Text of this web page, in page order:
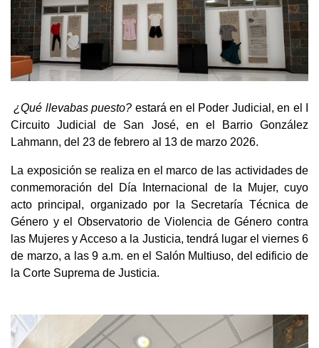
¿Qué llevabas puesto? estará en el Poder Judicial, en el I
Circuito Judicial de San José, en el Barrio González
Lahmann, del 23 de febrero al 13 de marzo 2026.
La exposición se realiza en el marco de las actividades de
conmemoración del Día Internacional de la Mujer, cuyo
acto principal, organizado por la Secretaría Técnica de
Género y el Observatorio de Violencia de Género contra
las Mujeres y Acceso a la Justicia, tendrá lugar el viernes 6
de marzo, a las 9 a.m. en el Salón Multiuso, del edificio de
la Corte Suprema de Justicia.